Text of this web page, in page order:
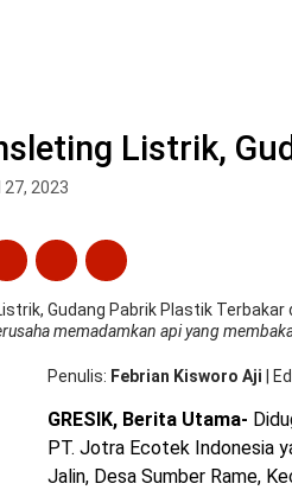
Listrik,
2023
memadamkan api yang
Penulis Febrian Kisworo Aji
GRESIK, Berita Utama-
PT. Jotra Ecotek Indonesia
Jalin, Desa Sumber Rame,